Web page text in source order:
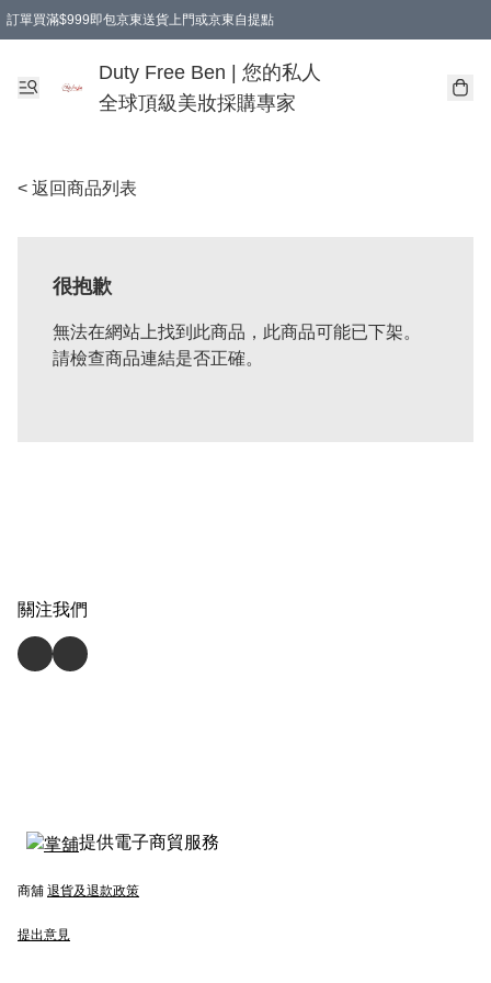
訂單買滿$999即包京東送貨上門或京東自提點
Duty Free Ben | 您的私人
全球頂級美妝採購專家
< 返回商品列表
很抱歉
無法在網站上找到此商品，此商品可能已下架。
請檢查商品連結是否正確。
關注我們
提供電子商貿服務
商舖 退貨及退款政策
提出意見